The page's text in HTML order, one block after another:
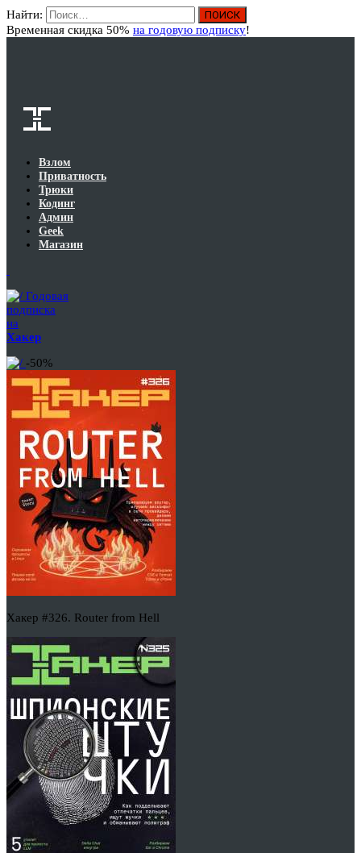
Найти:
Временная скидка 50% на годовую подписку!
Взлом
Приватность
Трюки
Кодинг
Админ
Geek
Магазин
Годовая
подписка
на
Хакер
-50%
Хакер #326. Router from Hell